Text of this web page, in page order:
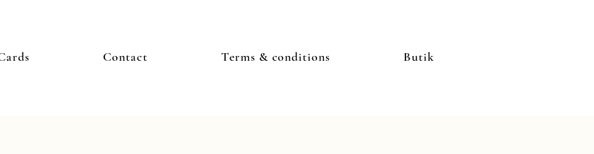
Contact Terms & conditions Butik